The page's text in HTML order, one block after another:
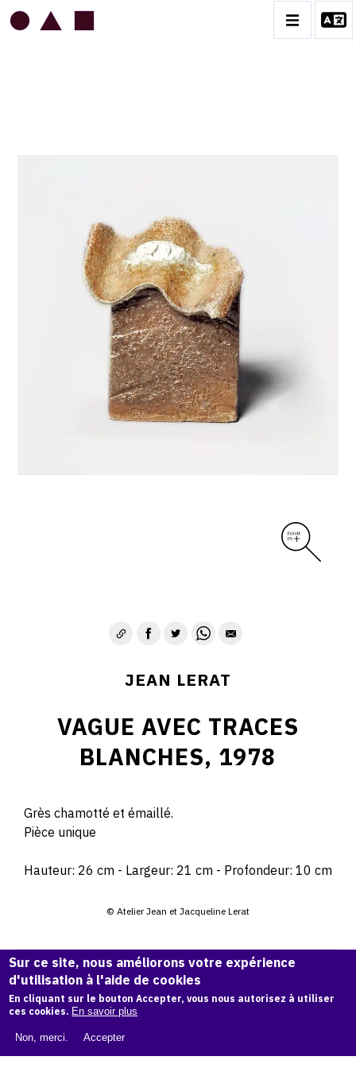
CATALOGUE DES OEUVRES
ART SACRÉ
BESTIAIRE
BOUQUETIÈRES
CÉRAMIQUE ARCHITECTURALE
CÉRAMIQUE DU QUOTIDIEN
COUPES ET PLATS
DIVERS
PERSONNAGES
PIÈCES A MAIN ET CENDRIERS
JEAN LERAT
VAGUE AVEC TRACES
BLANCHES, 1978
Grès chamotté et émaillé.
Pièce unique
Hauteur: 26 cm - Largeur: 21 cm - Profondeur: 10 cm
© Atelier Jean et Jacqueline Lerat
CITER CETTE ŒUVRE
Jean Lerat,Vague avec traces blanches, 1978
Catalogue raisonné de Jean et Jacqueline Lerat, OAM.ark:
Sur ce site, nous améliorons votre expérience
d'utilisation à l'aide de cookies
En cliquant sur le bouton Accepter, vous nous autorisez à utiliser
ces cookies. En savoir plus
Non, merci. Accepter